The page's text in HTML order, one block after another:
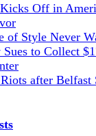
Off in
of Style Never
Sues to Collect
after Belfast